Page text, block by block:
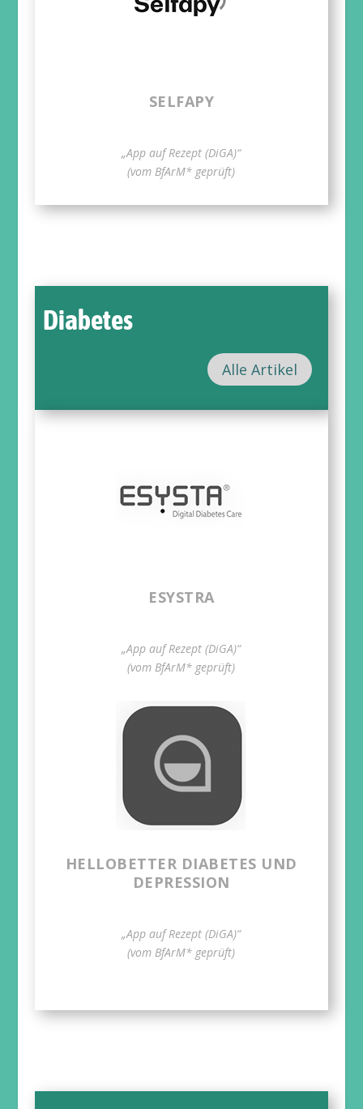
SELFAPY
„App auf Rezept (DiGA)“
(vom BfArM* geprüft)
Diabetes
Alle Artikel
ESYSTRA
„App auf Rezept (DiGA)“
(vom BfArM* geprüft)
HELLOBETTER DIABETES UND
DEPRESSION
„App auf Rezept (DiGA)“
(vom BfArM* geprüft)